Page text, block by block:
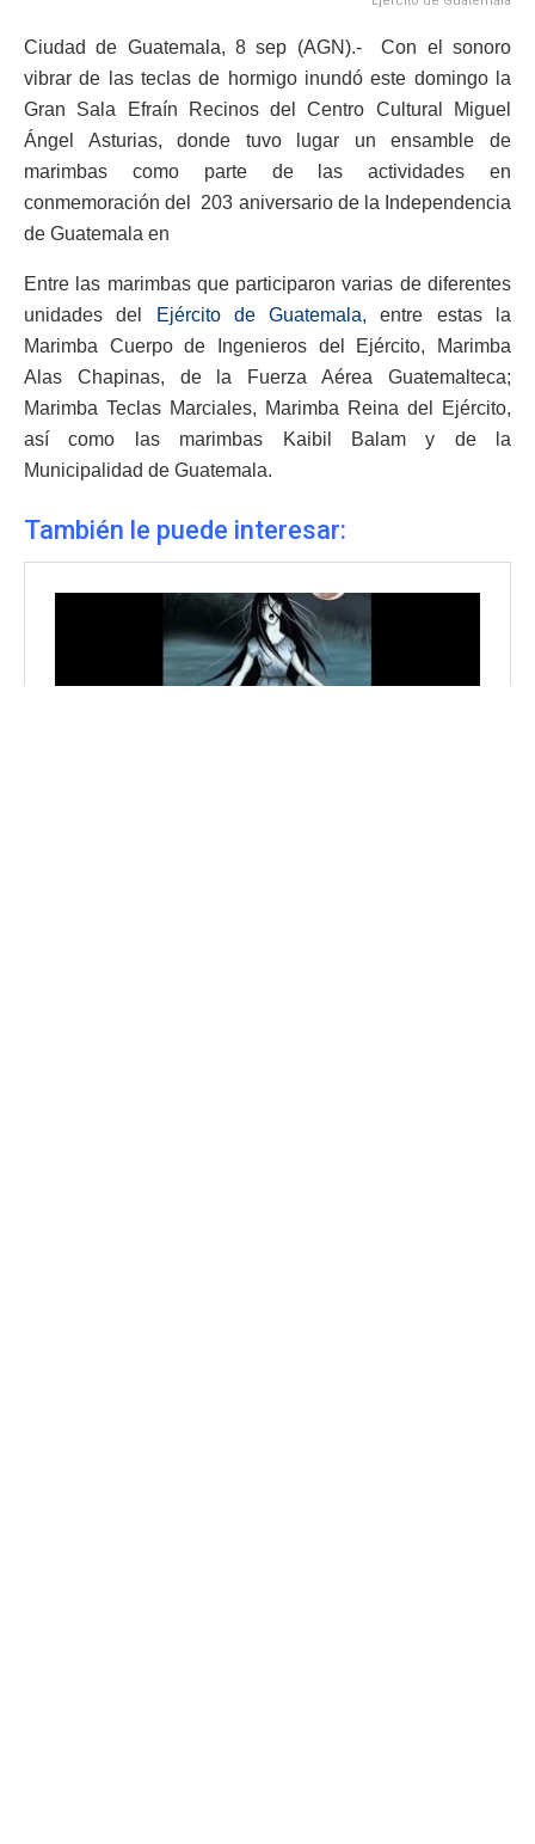
Ciudad de Guatemala, 8 sep (AGN).- Con el sonoro
vibrar de las teclas de hormigo inundó este domingo la
Gran Sala Efraín Recinos del Centro Cultural Miguel
Ángel Asturias, donde tuvo lugar un ensamble de
marimbas como parte de las actividades en
conmemoración del 203 aniversario de la Independencia
de Guatemala en
Entre las marimbas que participaron varias de diferentes
unidades del
Ejército de Guatemala, entre estas la
Marimba Cuerpo de Ingenieros del Ejército, Marimba
Alas Chapinas, de la Fuerza Aérea Guatemalteca;
Marimba Teclas Marciales, Marimba Reina del Ejército,
así como las marimbas Kaibil Balam y de la
Municipalidad de Guatemala.
También le puede interesar: